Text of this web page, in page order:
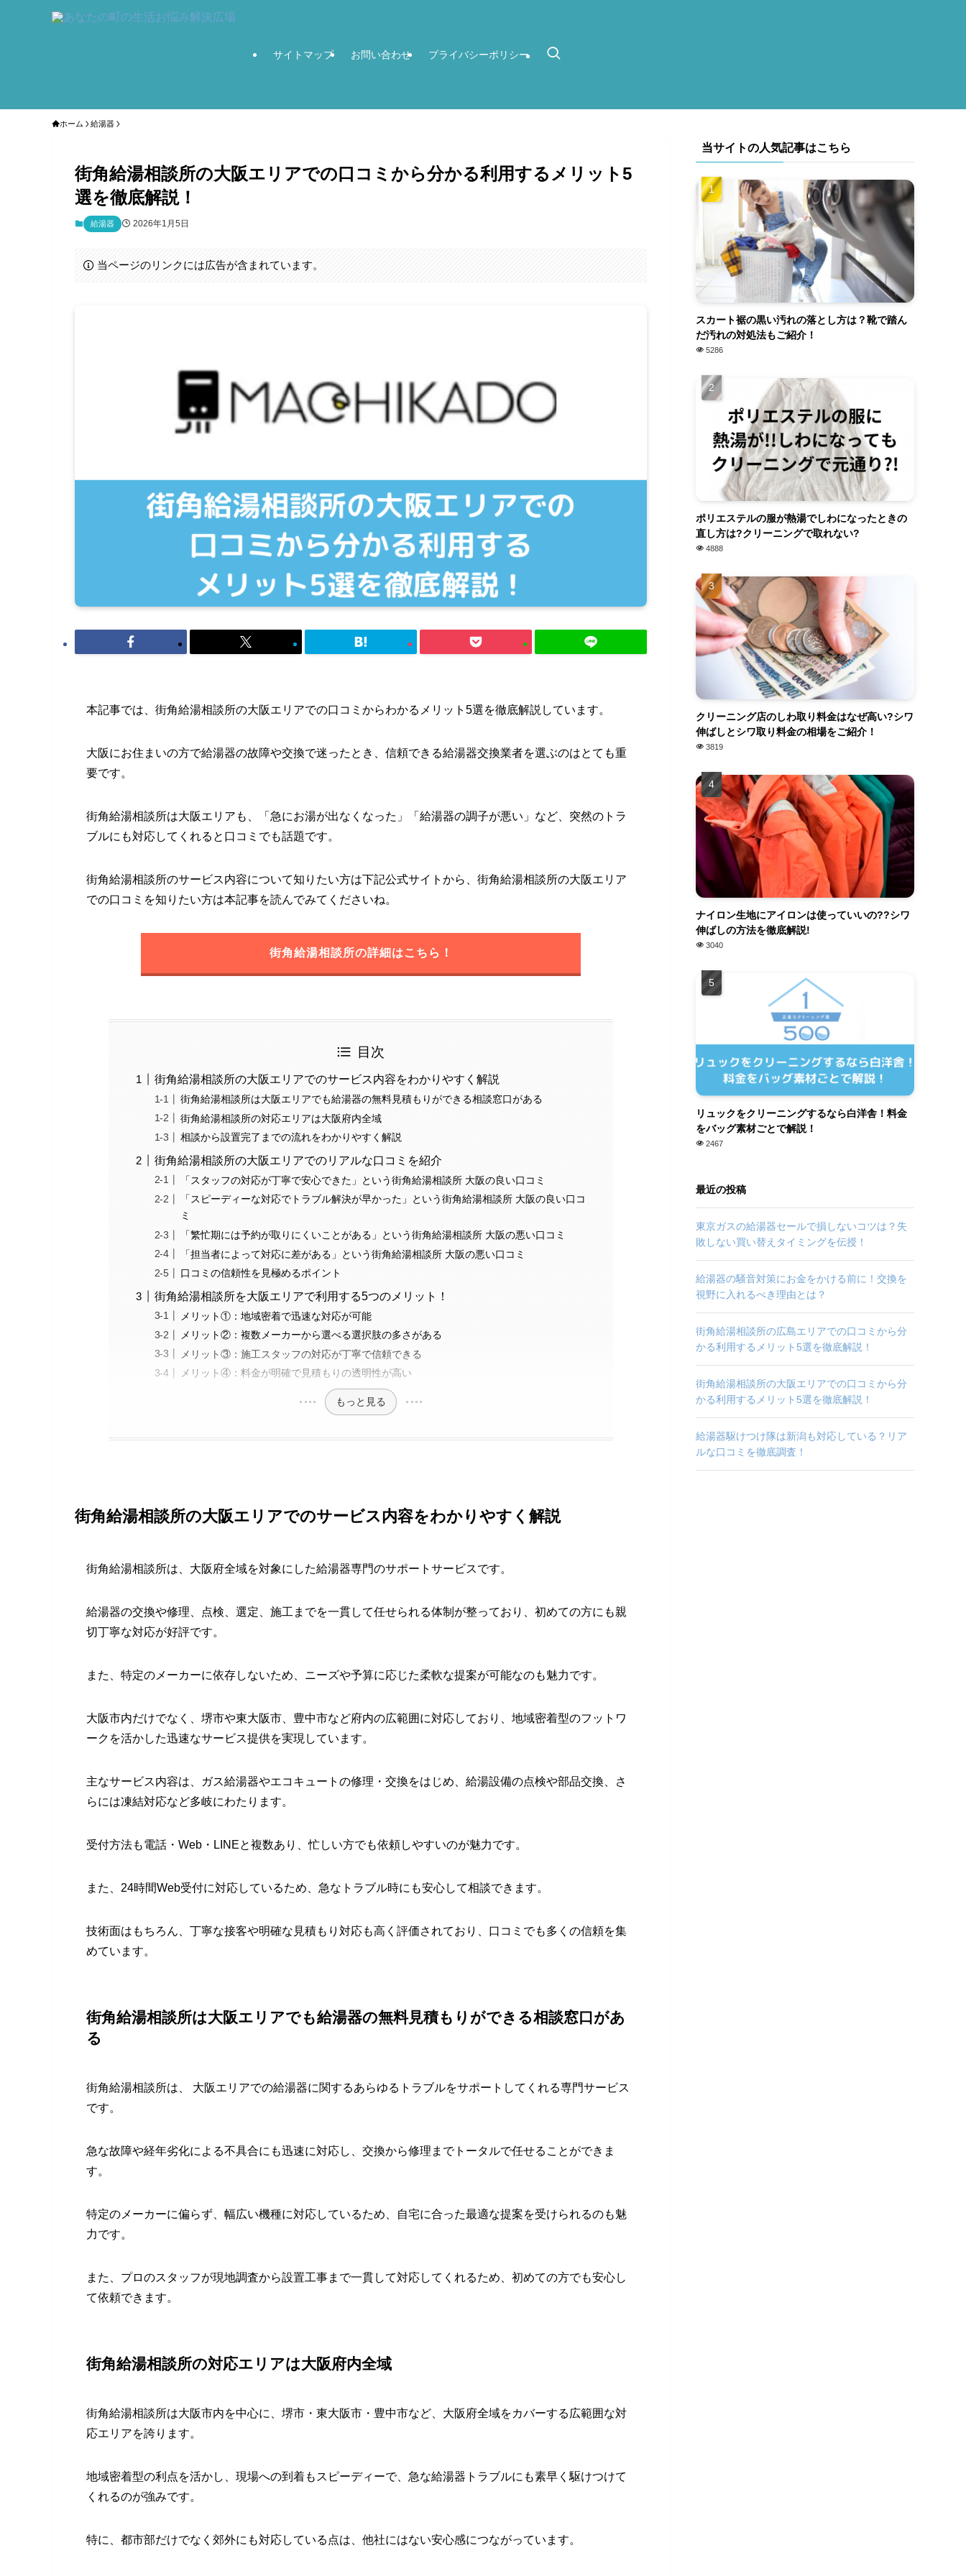
サイトマップ お問い合わせ プライバシーポリシー
ホーム 給湯器
街角給湯相談所の大阪エリアでの口コミから分かる利用するメリット5
選を徹底解説！
給湯器 2026年1月5日
当ページのリンクには広告が含まれています。
本記事では、街角給湯相談所の大阪エリアでの口コミからわかるメリット5選を徹底解説しています。
大阪にお住まいの方で給湯器の故障や交換で迷ったとき、信頼できる給湯器交換業者を選ぶのはとても重
要です。
街角給湯相談所は大阪エリアも、「急にお湯が出なくなった」「給湯器の調子が悪い」など、突然のトラ
ブルにも対応してくれると口コミでも話題です。
街角給湯相談所のサービス内容について知りたい方は下記公式サイトから、街角給湯相談所の大阪エリア
での口コミを知りたい方は本記事を読んでみてくださいね。
街角給湯相談所の詳細はこちら！
目次
街角給湯相談所の大阪エリアでのサービス内容をわかりやすく解説
街角給湯相談所は大阪エリアでも給湯器の無料見積もりができる相談窓口がある
街角給湯相談所の対応エリアは大阪府内全域
相談から設置完了までの流れをわかりやすく解説
街角給湯相談所の大阪エリアでのリアルな口コミを紹介
「スタッフの対応が丁寧で安心できた」という街角給湯相談所 大阪の良い口コミ
「スピーディーな対応でトラブル解決が早かった」という街角給湯相談所 大阪の良い口コ
ミ
「繁忙期には予約が取りにくいことがある」という街角給湯相談所 大阪の悪い口コミ
「担当者によって対応に差がある」という街角給湯相談所 大阪の悪い口コミ
口コミの信頼性を見極めるポイント
街角給湯相談所を大阪エリアで利用する5つのメリット！
メリット①：地域密着で迅速な対応が可能
メリット②：複数メーカーから選べる選択肢の多さがある
メリット③：施工スタッフの対応が丁寧で信頼できる
メリット④：料金が明確で見積もりの透明性が高い
もっと見る
街角給湯相談所の大阪エリアでのサービス内容をわかりやすく解説
街角給湯相談所は、大阪府全域を対象にした給湯器専門のサポートサービスです。
給湯器の交換や修理、点検、選定、施工までを一貫して任せられる体制が整っており、初めての方にも親
切丁寧な対応が好評です。
また、特定のメーカーに依存しないため、ニーズや予算に応じた柔軟な提案が可能なのも魅力です。
大阪市内だけでなく、堺市や東大阪市、豊中市など府内の広範囲に対応しており、地域密着型のフットワ
ークを活かした迅速なサービス提供を実現しています。
主なサービス内容は、ガス給湯器やエコキュートの修理・交換をはじめ、給湯設備の点検や部品交換、さ
らには凍結対応など多岐にわたります。
受付方法も電話・Web・LINEと複数あり、忙しい方でも依頼しやすいのが魅力です。
また、24時間Web受付に対応しているため、急なトラブル時にも安心して相談できます。
技術面はもちろん、丁寧な接客や明確な見積もり対応も高く評価されており、口コミでも多くの信頼を集
めています。
街角給湯相談所は大阪エリアでも給湯器の無料見積もりができる相談窓口があ
る
街角給湯相談所は、 大阪エリアでの給湯器に関するあらゆるトラブルをサポートしてくれる専門サービス
です。
急な故障や経年劣化による不具合にも迅速に対応し、交換から修理までトータルで任せることができま
す。
特定のメーカーに偏らず、幅広い機種に対応しているため、自宅に合った最適な提案を受けられるのも魅
力です。
また、プロのスタッフが現地調査から設置工事まで一貫して対応してくれるため、初めての方でも安心し
て依頼できます。
街角給湯相談所の対応エリアは大阪府内全域
街角給湯相談所は大阪市内を中心に、堺市・東大阪市・豊中市など、大阪府全域をカバーする広範囲な対
応エリアを誇ります。
地域密着型の利点を活かし、現場への到着もスピーディーで、急な給湯器トラブルにも素早く駆けつけて
くれるのが強みです。
特に、都市部だけでなく郊外にも対応している点は、他社にはない安心感につながっています。
当サイトの人気記事はこちら
スカート裾の黒い汚れの落とし方は？靴で踏ん
だ汚れの対処法もご紹介！
5286
ポリエステルの服が熱湯でしわになったときの
直し方は?クリーニングで取れない?
4888
クリーニング店のしわ取り料金はなぜ高い?シワ
伸ばしとシワ取り料金の相場をご紹介！
3819
ナイロン生地にアイロンは使っていいの??シワ
伸ばしの方法を徹底解説!
3040
リュックをクリーニングするなら白洋舎！料金
をバッグ素材ごとで解説！
2467
最近の投稿
東京ガスの給湯器セールで損しないコツは？失
敗しない買い替えタイミングを伝授！
給湯器の騒音対策にお金をかける前に！交換を
視野に入れるべき理由とは？
街角給湯相談所の広島エリアでの口コミから分
かる利用するメリット5選を徹底解説！
街角給湯相談所の大阪エリアでの口コミから分
かる利用するメリット5選を徹底解説！
給湯器駆けつけ隊は新潟も対応している？リア
ルな口コミを徹底調査！